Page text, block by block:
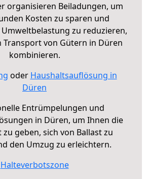
organisieren Beiladungen, um
Kosten zu sparen und
zu reduzieren,
Transport von Gütern in Düren
kombinieren.
oder Haushaltsauflösung in
Düren
Entrümpelungen und
in Düren, um Ihnen die
geben, sich von Ballast zu
den Umzug zu erleichtern.
Halteverbotszone